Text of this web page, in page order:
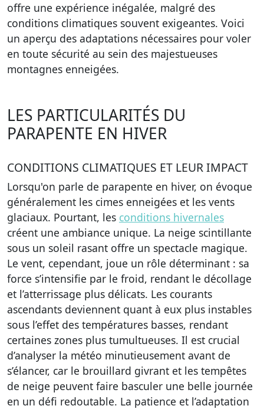
offre une expérience inégalée, malgré des
conditions climatiques souvent exigeantes. Voici
un aperçu des adaptations nécessaires pour voler
en toute sécurité au sein des majestueuses
montagnes enneigées.
LES PARTICULARITÉS DU
PARAPENTE EN HIVER
CONDITIONS CLIMATIQUES ET LEUR IMPACT
Lorsqu'on parle de parapente en hiver, on évoque
généralement les cimes enneigées et les vents
glaciaux. Pourtant, les conditions hivernales
créent une ambiance unique. La neige scintillante
sous un soleil rasant offre un spectacle magique.
Le vent, cependant, joue un rôle déterminant : sa
force s’intensifie par le froid, rendant le décollage
et l’atterrissage plus délicats. Les courants
ascendants deviennent quant à eux plus instables
sous l’effet des températures basses, rendant
certaines zones plus tumultueuses. Il est crucial
d’analyser la météo minutieusement avant de
s’élancer, car le brouillard givrant et les tempêtes
de neige peuvent faire basculer une belle journée
en un défi redoutable. La patience et l’adaptation